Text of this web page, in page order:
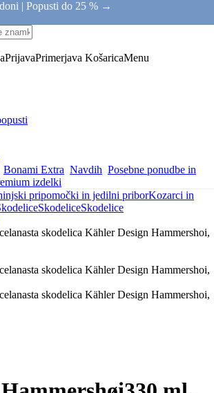
| Popusti do 25 % →
PrijavaPrimerjava KošaricaMenu
Bonami Extra Navdih Posebne ponudbe in
izdelki
pripomočki in jedilni priborKozarci in
SkodeliceSkodelice